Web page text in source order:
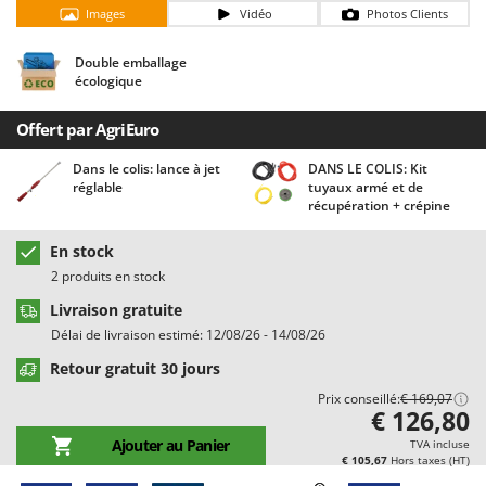
Chaudrons électriques pour polenta
Cisailles taille-haies manuelles
Climatiseurs
Compresseurs d'air électriques
Compresseurs pour la récolte des olives et la taille
Coupe-bordures - Trimmers
Coupe-branches
Couveuses à œufs
Cultivateurs Tiller à ressorts - Extirpateurs
D
Débroussailleuses
Découpeurs plasma
Déplaqueuses de gazon
Barbieri
Benassi
Beper
Berkel
Bernardi
Besser Vacuum
Bestway
Beta tools
Bissell
Black & Decker
Blue Bird
Bomet
Images Vidéo Photos Clients
Double emballage
écologique
Offert par AgriEuro
Dans le colis: lance à jet
réglable
DANS LE COLIS: Kit
tuyaux armé et de
récupération + crépine
En stock
2 produits en stock
Livraison gratuite
Délai de livraison estimé: 12/08/26 - 14/08/26
Retour gratuit 30 jours
Prix conseillé:€ 169,07
Ajouter au Panier
€ 126,80
TVA incluse
€ 105,67 Hors taxes (HT)